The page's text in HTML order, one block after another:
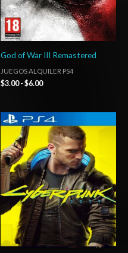
God of War III Remastered
JUEGOS ALQUILER PS4
$3.00 - $6.00
Rango
de
precios:
desde
$5.00
hasta
$8.00